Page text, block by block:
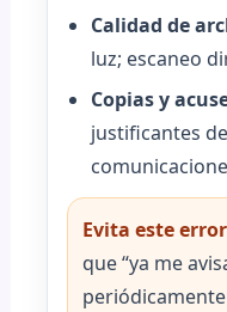
Calidad de
luz; escaneo
Copias y
justificantes
Evita este
que “ya me
periódicamente